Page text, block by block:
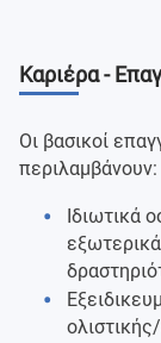
Καριέρα -
Οι βασικοί
περιλαμβάνουν:
Ιδιωτικά